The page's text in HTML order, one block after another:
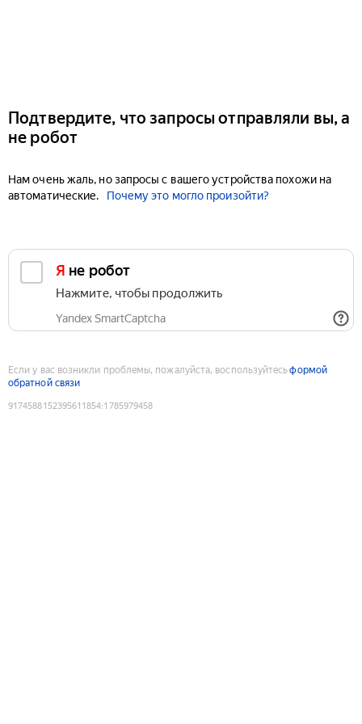
Подтвердите, что запросы отправляли вы, а
не робот
Нам очень жаль, но запросы с вашего устройства похожи на
автоматические.
Почему это могло произойти?
Я не робот
Нажмите, чтобы продолжить
Yandex SmartCaptcha
Если у вас возникли проблемы, пожалуйста, воспользуйтесьформой
обратной связи
9174588152395611854:1785979458